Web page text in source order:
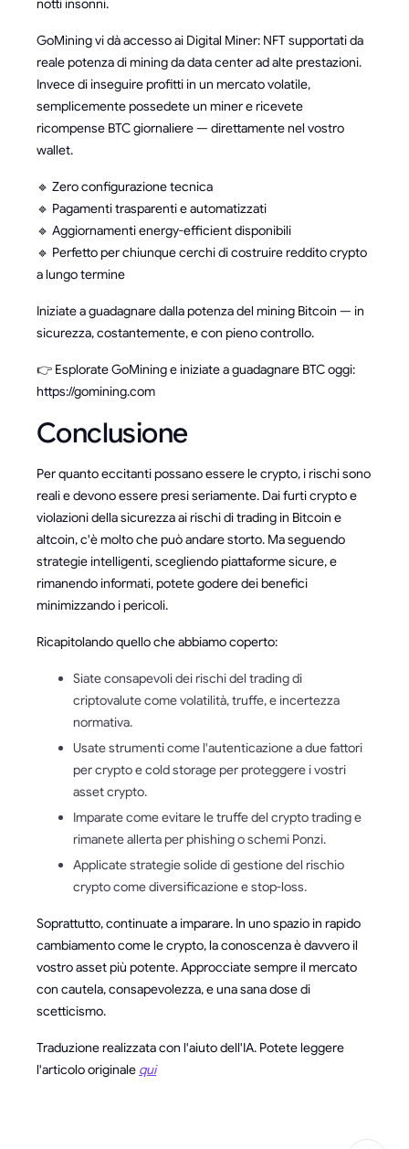
notti insonni.
GoMining vi dà accesso ai Digital Miner: NFT supportati da
reale potenza di mining da data center ad alte prestazioni.
Invece di inseguire profitti in un mercato volatile,
semplicemente possedete un miner e ricevete
ricompense BTC giornaliere — direttamente nel vostro
wallet.
🔹 Zero configurazione tecnica
🔹 Pagamenti trasparenti e automatizzati
🔹 Aggiornamenti energy-efficient disponibili
🔹 Perfetto per chiunque cerchi di costruire reddito crypto
a lungo termine
Iniziate a guadagnare dalla potenza del mining Bitcoin — in
sicurezza, costantemente, e con pieno controllo.
👉 Esplorate GoMining e iniziate a guadagnare BTC oggi:
https://gomining.com
Conclusione
Per quanto eccitanti possano essere le crypto, i rischi sono
reali e devono essere presi seriamente. Dai furti crypto e
violazioni della sicurezza ai rischi di trading in Bitcoin e
altcoin, c'è molto che può andare storto. Ma seguendo
strategie intelligenti, scegliendo piattaforme sicure, e
rimanendo informati, potete godere dei benefici
minimizzando i pericoli.
Ricapitolando quello che abbiamo coperto:
Siate consapevoli dei rischi del trading di
criptovalute come volatilità, truffe, e incertezza
normativa.
Usate strumenti come l'autenticazione a due fattori
per crypto e cold storage per proteggere i vostri
asset crypto.
Imparate come evitare le truffe del crypto trading e
rimanete allerta per phishing o schemi Ponzi.
Applicate strategie solide di gestione del rischio
crypto come diversificazione e stop-loss.
Soprattutto, continuate a imparare. In uno spazio in rapido
cambiamento come le crypto, la conoscenza è davvero il
vostro asset più potente. Approcciate sempre il mercato
con cautela, consapevolezza, e una sana dose di
scetticismo.
Traduzione realizzata con l'aiuto dell'IA. Potete leggere
l'articolo originale qui